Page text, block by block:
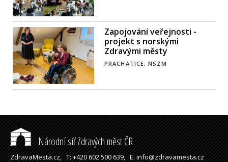
Zapojování veřejnosti -
projekt s norskými
Zdravými městy
PRACHATICE, NSZM
Národní síť Zdravých měst ČR
ZdravaMesta.cz,T: +420 602 500 639,E: info@zdravamesta.cz